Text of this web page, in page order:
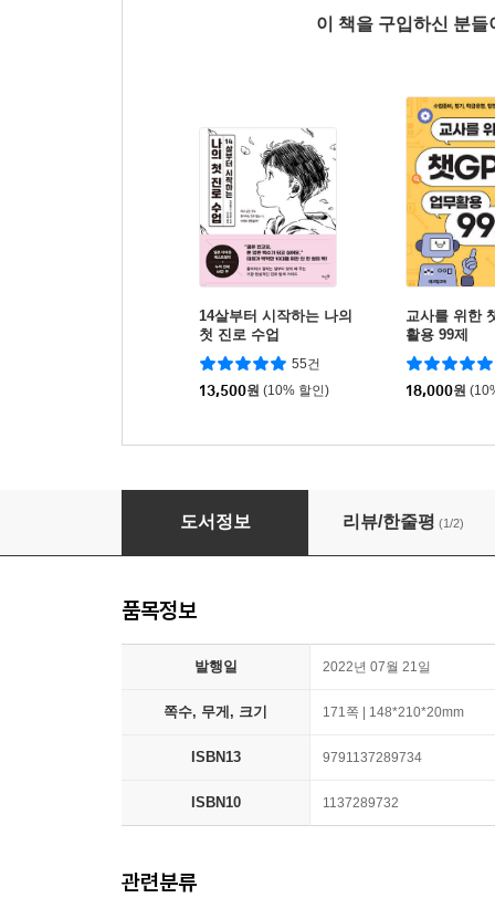
이 책을 구입하신 분
14살부터 시작하는 나의
첫 진로 수업
55건
13,500원 (10% 할인)
교사를 위한
활용 99제
18,000원
수업코칭을 돕는 수업나눔 워크북
도서정보 리뷰/한줄평 (1/2)
품목정보
발행일 2022년 07월 21일
쪽수, 무게, 크기 171쪽 | 148*210*20mm
ISBN13 9791137289734
ISBN10 1137289732
관련분류